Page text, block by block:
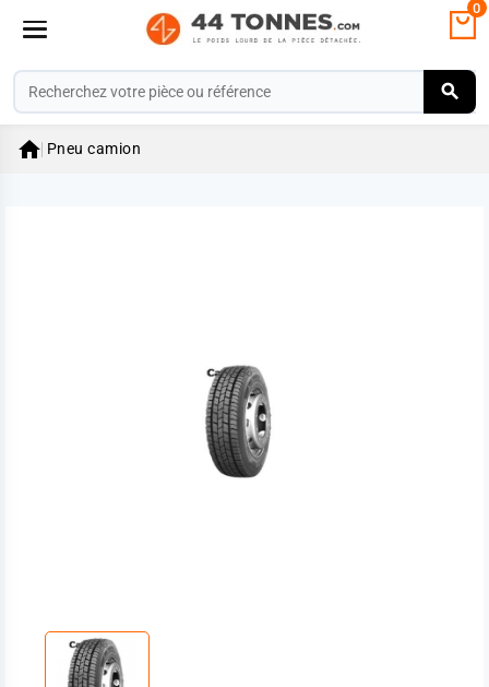
0
 Pneu camion